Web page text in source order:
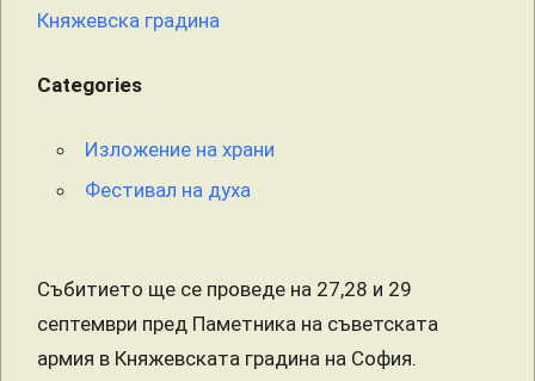
Княжевска градина
Categories
Изложение на храни
Фестивал на духа
Събитието ще се проведе на 27,28 и 29
септември пред Паметника на съветската
армия в Княжевската градина на София.